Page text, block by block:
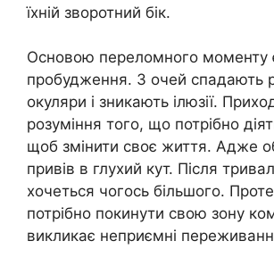
їхній зворотний бік.
Основою переломного моменту
пробудження. З очей спадають
окуляри і зникають ілюзії.
розуміння того, що потрібно
щоб змінити своє життя. Адже
привів в глухий кут. Після
хочеться чогось більшого.
потрібно покинути свою зону
викликає неприємні